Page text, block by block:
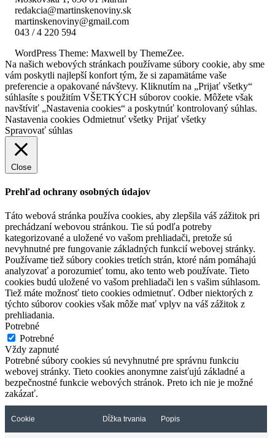
redakcia@martinskenoviny.sk
martinskenoviny@gmail.com
043 / 4 220 594
WordPress Theme: Maxwell by ThemeZee.
Na našich webových stránkach používame súbory cookie, aby sme
vám poskytli najlepší konfort tým, že si zapamätáme vaše
preferencie a opakované návštevy. Kliknutím na „Prijať všetky“
súhlasíte s použitím VŠETKÝCH súborov cookie. Môžete však
navštíviť „Nastavenia cookies“ a poskytnúť kontrolovaný súhlas.
Nastavenia cookies Odmietnuť všetky Prijať všetky
Spravovať súhlas
Close
Prehľad ochrany osobných údajov
Táto webová stránka používa cookies, aby zlepšila váš zážitok pri
prechádzaní webovou stránkou. Tie sú podľa potreby
kategorizované a uložené vo vašom prehliadači, pretože sú
nevyhnutné pre fungovanie základných funkcií webovej stránky.
Používame tiež súbory cookies tretích strán, ktoré nám pomáhajú
analyzovať a porozumieť tomu, ako tento web používate. Tieto
cookies budú uložené vo vašom prehliadači len s vašim súhlasom.
Tiež máte možnosť tieto cookies odmietnuť. Odber niektorých z
týchto súborov cookies však môže mať vplyv na váš zážitok z
prehliadania.
Potrebné
Potrebné
Vždy zapnuté
Potrebné súbory cookies sú nevyhnutné pre správnu funkciu
webovej stránky. Tieto cookies anonymne zaisťujú základné a
bezpečnostné funkcie webových stránok. Preto ich nie je možné
zakázať.
Cookie Dĺžka trvania Popis